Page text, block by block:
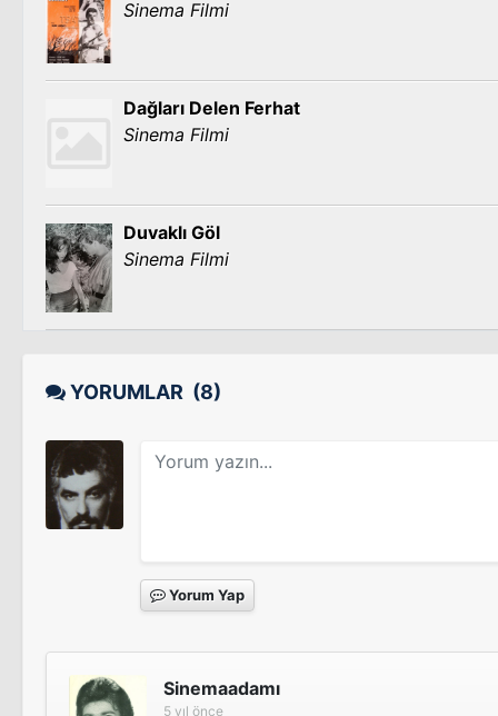
Sinema Filmi
Dağları Delen Ferhat
Sinema Filmi
Duvaklı Göl
Sinema Filmi
YORUMLAR (8)
Yorum Yap
Sinemaadamı
5 yıl önce